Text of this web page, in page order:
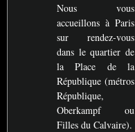
Nous vous
accueillons à Paris
sur rendez-vous
dans le quartier de
la Place de la
République (métros
République,
Oberkampf ou
Filles du Calvaire).